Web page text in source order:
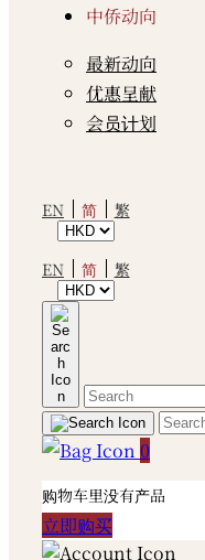
中侨动向
最新动向
优惠呈献
会员计划
EN 简 繁
EN 简 繁
0
购物车里没有产品
立即购买